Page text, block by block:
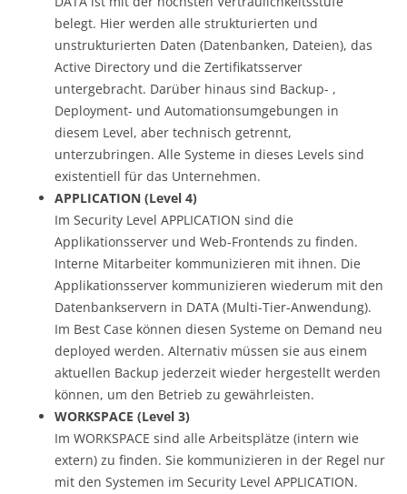
belegt. Hier werden alle strukturierten und
unstrukturierten Daten (Datenbanken, Dateien), das
Active Directory und die Zertifikatsserver
untergebracht. Darüber hinaus sind Backup- ,
Deployment- und Automationsumgebungen in
diesem Level, aber technisch getrennt,
unterzubringen. Alle Systeme in dieses Levels sind
existentiell für das Unternehmen.
APPLICATION (Level 4)
Im Security Level APPLICATION sind die
Applikationsserver und Web-Frontends zu finden.
Interne Mitarbeiter kommunizieren mit ihnen. Die
Applikationsserver kommunizieren wiederum mit den
Datenbankservern in DATA (Multi-Tier-Anwendung).
Im Best Case können diesen Systeme on Demand neu
deployed werden. Alternativ müssen sie aus einem
aktuellen Backup jederzeit wieder hergestellt werden
können, um den Betrieb zu gewährleisten.
WORKSPACE (Level 3)
Im WORKSPACE sind alle Arbeitsplätze (intern wie
extern) zu finden. Sie kommunizieren in der Regel nur
mit den Systemen im Security Level APPLICATION.